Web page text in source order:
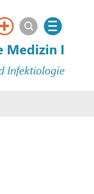
Medizin I
Infektiologie